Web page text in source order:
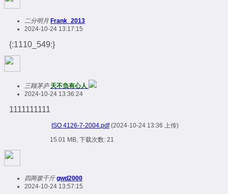
二分明月 Frank_2013
2024-10-24 13:17:15
{:1110_549:}
三顾茅庐 天不负有心人
2024-10-24 13:36:24
1111111111
ISO 4126-7-2004.pdf (2024-10-24 13:36 上传)
15.01 MB, 下载次数: 21
四两拨千斤 gwd2000
2024-10-24 13:57:15